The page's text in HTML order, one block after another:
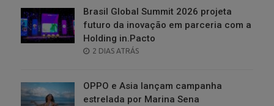
Brasil Global Summit 2026 projeta
futuro da inovação em parceria com a
Holding in.Pacto
POSTED
2 DIAS ATRÁS
OPPO e Asia lançam campanha
estrelada por Marina Sena